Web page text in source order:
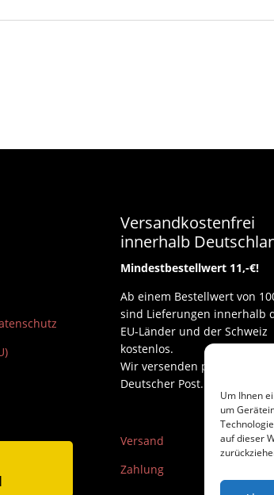
Um Ihnen
um
auf dieser
Versandkostenfrei
innerhalb
Mindestbestellwert 11,-€!
Ab einem Bestellwert von
sind Lieferungen innerhalb
EU-Länder und der Schweiz
kostenlos.
Wir versenden per DHL und
Deutscher Post.
Versand
Zahlung